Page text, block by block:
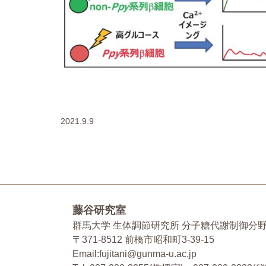
2021.9.9
藤谷研究室
群馬大学 生体調節研究所 分子糖代謝制御分
〒371-8512 前橋市昭和町3-39-15
Email:fujitani@gunma-u.ac.jp